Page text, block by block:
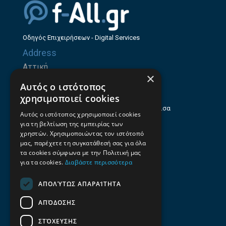
Οδηγός Επιχειρήσεων - Digital Services
Address
Αττική
Θεσσαλία
Ηρώων Πολυτεχνείου 214 (1ος Όροφος), Λάρισα
Επαγγελματικός οδηγός Λάρισας
Emails
Contacts
+30 2106100088
+30 2410533884
×
Αυτός ο ιστότοπος
χρησιμοποιεί cookies
Αυτός ο ιστότοπος χρησιμοποιεί cookies
για τη βελτίωση της εμπειρίας των
χρηστών. Χρησιμοποιώντας τον ιστότοπό
μας, παρέχετε τη συγκατάθεσή σας για όλα
τα cookies σύμφωνα με την Πολιτική μας
για τα cookies. Διαβάστε περισσότερα
ΑΠΟΛΎΤΩΣ ΑΠΑΡΑΊΤΗΤΑ
ΑΠΌΔΟΣΗΣ
ΣΤΌΧΕΥΣΗΣ